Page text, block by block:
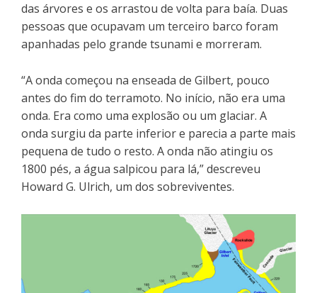
das árvores e os arrastou de volta para baía. Duas
pessoas que ocupavam um terceiro barco foram
apanhadas pelo grande tsunami e morreram.
“A onda começou na enseada de Gilbert, pouco
antes do fim do terramoto. No início, não era uma
onda. Era como uma explosão ou um glaciar. A
onda surgiu da parte inferior e parecia a parte mais
pequena de tudo o resto. A onda não atingiu os
1800 pés, a água salpicou para lá,” descreveu
Howard G. Ulrich, um dos sobreviventes.